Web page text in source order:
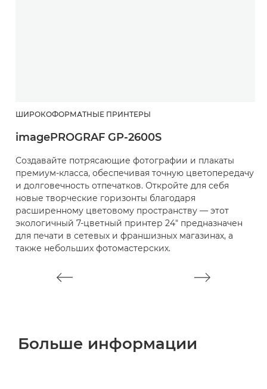
ШИРОКОФОРМАТНЫЕ ПРИНТЕРЫ
imagePROGRAF GP-2600S
Создавайте потрясающие фотографии и плакаты
премиум-класса, обеспечивая точную цветопередачу
и долговечность отпечатков. Откройте для себя
новые творческие горизонты благодаря
расширенному цветовому пространству — этот
экологичный 7-цветный принтер 24" предназначен
для печати в сетевых и франшизных магазинах, а
также небольших фотомастерских.
Больше информации